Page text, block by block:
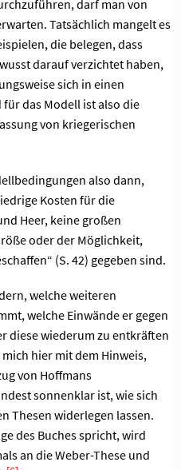
darf man von
Tatsächlich mangelt es
die belegen, dass
darauf verzichtet haben,
sich in einen
das Modell ist also die
von kriegerischen
also dann,
Kosten für die
Heer, keine großen
oder der Möglichkeit,
(S. 42) gegeben sind.
welche weiteren
welche Einwände er gegen
diese wiederum zu entkräften
hier mit dem Hinweis,
von Hoffmans
sonnenklar ist, wie sich
Thesen widerlegen lassen.
des Buches spricht, wird
an die Weber-These und